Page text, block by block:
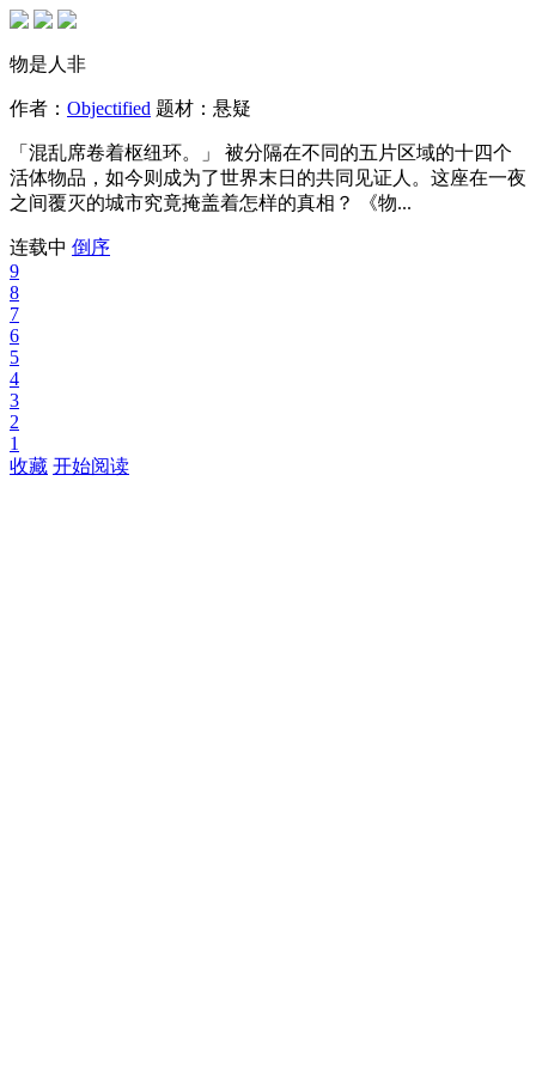
物是人非
作者： Objectified 题材： 悬疑
「混乱席卷着枢纽环。」 被分隔在不同的五片区域的十四个
活体物品，如今则成为了世界末日的共同见证人。这座在一夜
之间覆灭的城市究竟掩盖着怎样的真相？ 《物...
连载中 倒序
9
8
7
6
5
4
3
2
1
收藏 开始阅读